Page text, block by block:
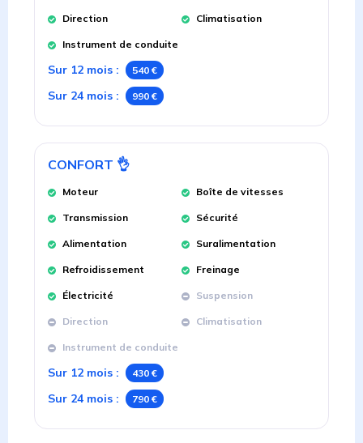
Direction Climatisation
Instrument de conduite
Sur 12 mois : 540 €
Sur 24 mois : 990 €
CONFORT 👌
Moteur Boîte de vitesses
Transmission Sécurité
Alimentation Suralimentation
Refroidissement Freinage
Électricité Suspension
Direction Climatisation
Instrument de conduite
Sur 12 mois : 430 €
Sur 24 mois : 790 €